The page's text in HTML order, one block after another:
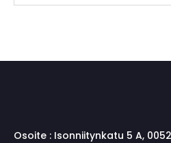
Osoite : Isonniitynkatu 5 A,